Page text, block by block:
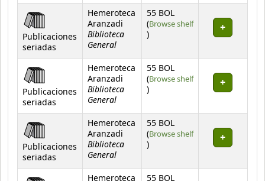
Publicaciones
seriadas
Hemeroteca
Aranzadi
Biblioteca
General
55 BOL
(Browse shelf
(Opens below)
)
Publicaciones
seriadas
Hemeroteca
Aranzadi
Biblioteca
General
55 BOL
(Browse shelf
(Opens below)
)
Publicaciones
seriadas
Hemeroteca
Aranzadi
Biblioteca
General
55 BOL
(Browse shelf
(Opens below)
)